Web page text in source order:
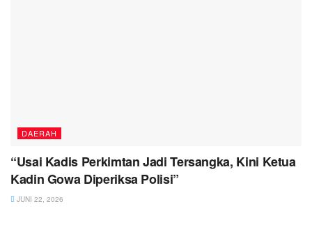
DAERAH
“Usai Kadis Perkimtan Jadi Tersangka, Kini Ketua
Kadin Gowa Diperiksa Polisi”
JUNI 22, 2026